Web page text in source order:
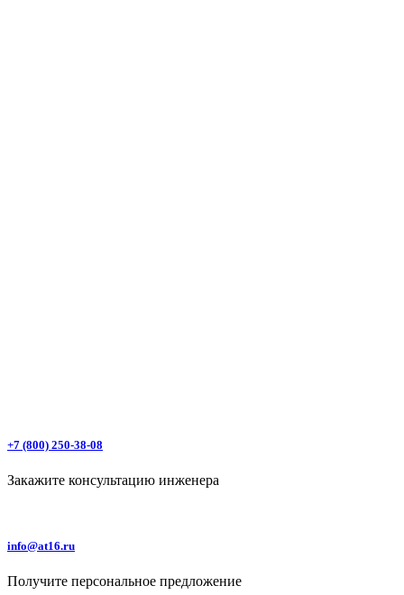
+7 (800) 250-38-08
Закажите консультацию инженера
info@at16.ru
Получите персональное предложение